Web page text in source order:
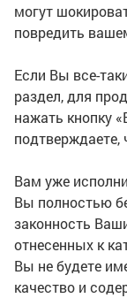
могут
повредить
Если Вы все-
раздел, для
нажать кнопку
подтверждаете,
Вам уже
Вы полностью
законность
отнесенных к
Вы не будете
качество и